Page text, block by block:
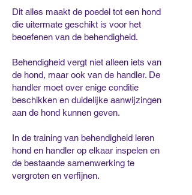
Dit alles maakt de poedel tot een hond
die uitermate geschikt is voor het
beoefenen van de behendigheid.
Behendigheid vergt niet alleen iets van
de hond, maar ook van de handler. De
handler moet over enige conditie
beschikken en duidelijke aanwijzingen
aan de hond kunnen geven.
In de training van behendigheid leren
hond en handler op elkaar inspelen en
de bestaande samenwerking te
vergroten en verfijnen.